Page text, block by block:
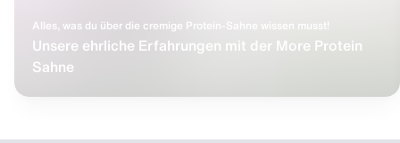
Alles, was du über die cremige Protein-Sahne wissen musst!
Unsere ehrliche Erfahrungen mit der More Protein
Sahne